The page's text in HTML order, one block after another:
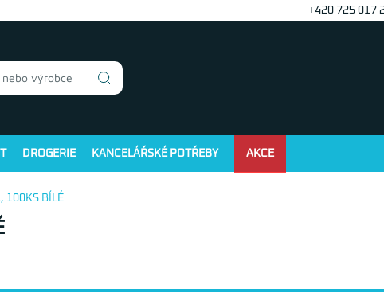
+420 725 017
DROGERIE KANCELÁŘSKÉ POTŘEBY AKCE
100KS BÍLÉ